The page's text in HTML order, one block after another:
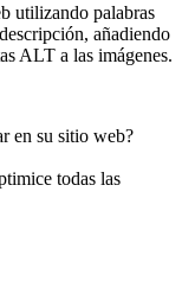
utilizando palabras
añadiendo
ALT a las imágenes.
en su sitio web?
todas las